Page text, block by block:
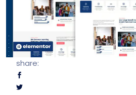
share: